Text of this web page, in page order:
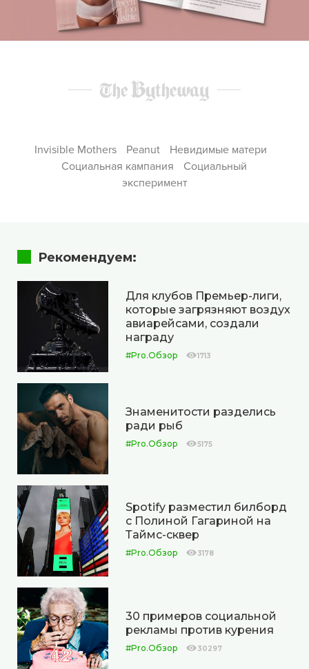
Invisible Mothers Peanut
Невидимые матери
Социальная кампания
Социальный
эксперимент
Рекомендуем:
Для клубов Премьер-лиги,
которые загрязняют воздух
авиарейсами, создали
награду
#Pro.Обзор 1713
Знаменитости разделись
ради рыб
#Pro.Обзор 5175
Spotify разместил билборд
с Полиной Гагариной на
Таймс-сквер
#Pro.Обзор 3178
30 примеров социальной
рекламы против курения
#Pro.Обзор 30297